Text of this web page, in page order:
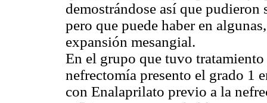
demostrándose así que
pero que puede haber en
expansión mesangial.
En el grupo que tuvo
nefrectomía presento el grado 1
con Enalaprilato previo a la